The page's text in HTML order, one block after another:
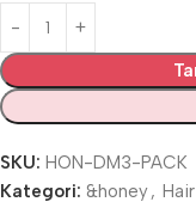
SKU: HON-DM3-PACK
Kategori: &honey,